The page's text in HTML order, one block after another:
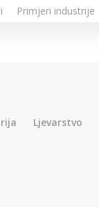
Primjeri industrije
Ljevarstvo